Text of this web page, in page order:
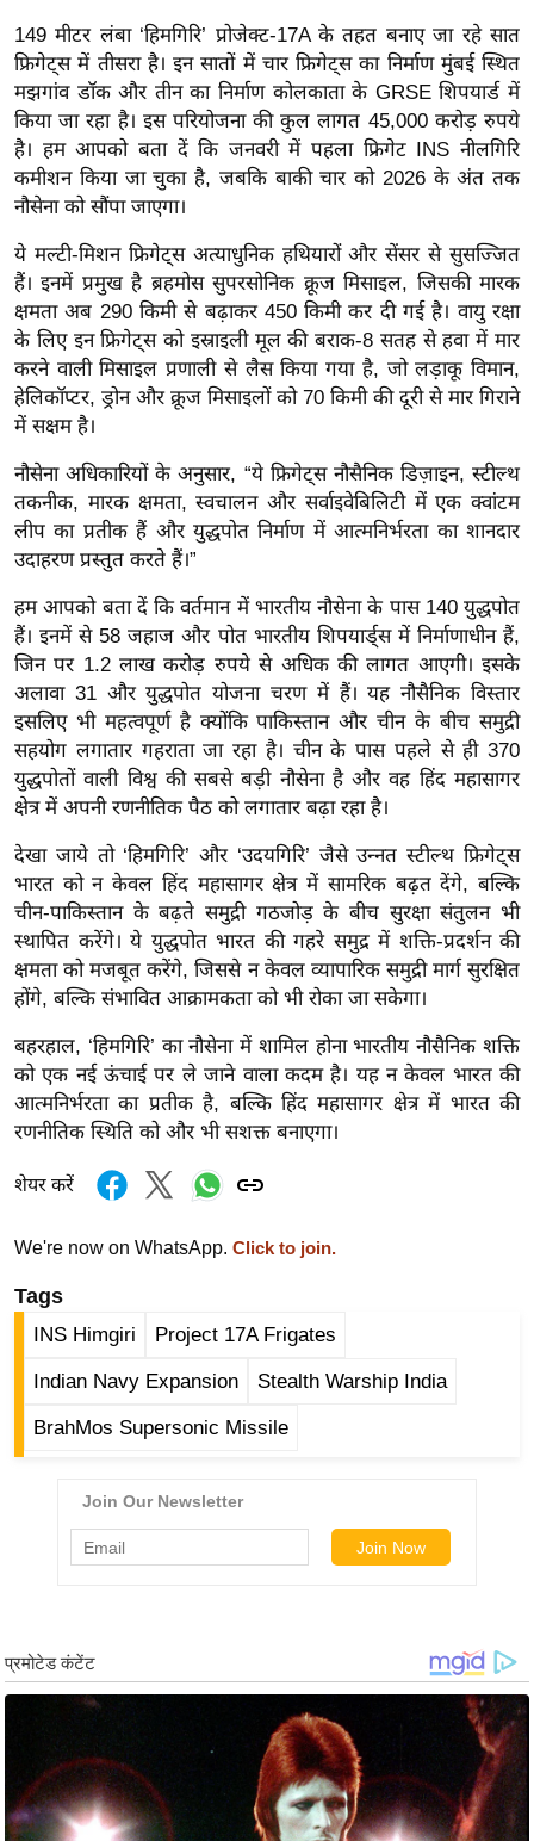
त्य
ज
ग
त
ऑ
टो
र्ल्ड
न्यू
ज
ब्री
फ
म
नो
रं
ज
न
ग
त
बॉ
ली
वु
ड
हॉ
वु
ड
फि
ल्म
स
क्षा
B
r
a
i
n
N
e
s
टे
क्नॉ
ब्यू
टी
149 मीटर लंबा ‘हिमगिरि’ प्रोजेक्ट-17A के तहत बनाए जा रहे सात
फ्रिगेट्स में तीसरा है। इन सातों में चार फ्रिगेट्स का निर्माण मुंबई स्थित
मझगांव डॉक और तीन का निर्माण कोलकाता के GRSE शिपयार्ड में
किया जा रहा है। इस परियोजना की कुल लागत 45,000 करोड़ रुपये
है। हम आपको बता दें कि जनवरी में पहला फ्रिगेट INS नीलगिरि
कमीशन किया जा चुका है, जबकि बाकी चार को 2026 के अंत तक
नौसेना को सौंपा जाएगा।
ये मल्टी-मिशन फ्रिगेट्स अत्याधुनिक हथियारों और सेंसर से सुसज्जित
हैं। इनमें प्रमुख है ब्रहमोस सुपरसोनिक क्रूज मिसाइल, जिसकी मारक
क्षमता अब 290 किमी से बढ़ाकर 450 किमी कर दी गई है। वायु रक्षा
के लिए इन फ्रिगेट्स को इस्राइली मूल की बराक-8 सतह से हवा में मार
करने वाली मिसाइल प्रणाली से लैस किया गया है, जो लड़ाकू विमान,
हेलिकॉप्टर, ड्रोन और क्रूज मिसाइलों को 70 किमी की दूरी से मार गिराने
में सक्षम है।
नौसेना अधिकारियों के अनुसार, “ये फ्रिगेट्स नौसैनिक डिज़ाइन, स्टील्थ
तकनीक, मारक क्षमता, स्वचालन और सर्वाइवेबिलिटी में एक क्वांटम
लीप का प्रतीक हैं और युद्धपोत निर्माण में आत्मनिर्भरता का शानदार
उदाहरण प्रस्तुत करते हैं।”
हम आपको बता दें कि वर्तमान में भारतीय नौसेना के पास 140 युद्धपोत
हैं। इनमें से 58 जहाज और पोत भारतीय शिपयार्ड्स में निर्माणाधीन हैं,
जिन पर 1.2 लाख करोड़ रुपये से अधिक की लागत आएगी। इसके
अलावा 31 और युद्धपोत योजना चरण में हैं। यह नौसैनिक विस्तार
इसलिए भी महत्वपूर्ण है क्योंकि पाकिस्तान और चीन के बीच समुद्री
सहयोग लगातार गहराता जा रहा है। चीन के पास पहले से ही 370
युद्धपोतों वाली विश्व की सबसे बड़ी नौसेना है और वह हिंद महासागर
क्षेत्र में अपनी रणनीतिक पैठ को लगातार बढ़ा रहा है।
देखा जाये तो ‘हिमगिरि’ और ‘उदयगिरि’ जैसे उन्नत स्टील्थ फ्रिगेट्स
भारत को न केवल हिंद महासागर क्षेत्र में सामरिक बढ़त देंगे, बल्कि
चीन-पाकिस्तान के बढ़ते समुद्री गठजोड़ के बीच सुरक्षा संतुलन भी
स्थापित करेंगे। ये युद्धपोत भारत की गहरे समुद्र में शक्ति-प्रदर्शन की
क्षमता को मजबूत करेंगे, जिससे न केवल व्यापारिक समुद्री मार्ग सुरक्षित
होंगे, बल्कि संभावित आक्रामकता को भी रोका जा सकेगा।
बहरहाल, ‘हिमगिरि’ का नौसेना में शामिल होना भारतीय नौसैनिक शक्ति
को एक नई ऊंचाई पर ले जाने वाला कदम है। यह न केवल भारत की
आत्मनिर्भरता का प्रतीक है, बल्कि हिंद महासागर क्षेत्र में भारत की
रणनीतिक स्थिति को और भी सशक्त बनाएगा।
शेयर करें
We're now on WhatsApp. Click to join.
Tags
INS Himgiri Project 17A Frigates
Indian Navy Expansion Stealth Warship India
BrahMos Supersonic Missile